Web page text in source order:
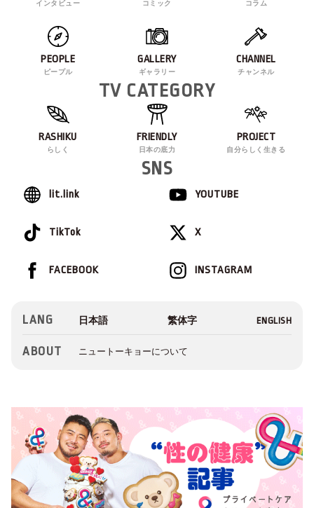
インタビュー コミック コラム
PEOPLE
ピープル
GALLERY
ギャラリー
CHANNEL
チャンネル
TV CATEGORY
RASHIKU
らしく
FRIENDLY
日本の底力
PROJECT
自分らしく生きる
SNS
lit.link YOUTUBE
TikTok X
INSTAGRAM
FACEBOOK
LANG
ABOUT ニュートーキョーについて